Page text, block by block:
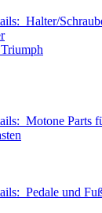
Halter/
Motone Parts
Pedale und